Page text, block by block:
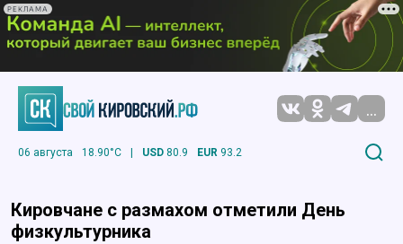
РЕКЛАМА
...
06 августа 18.90°C | USD 80.9 EUR 93.2
Кировчане с размахом отметили День
физкультурника